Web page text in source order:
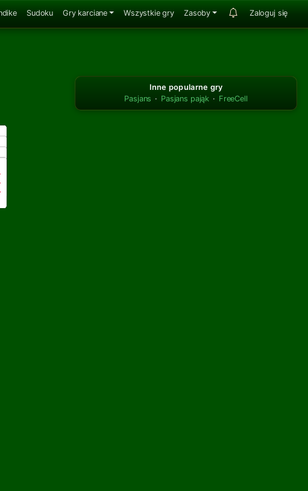
Sudoku Gry karciane Wszystkie gry Zasoby Zaloguj się
Inne popularne gry
Pasjans · Pasjans pająk · FreeCell